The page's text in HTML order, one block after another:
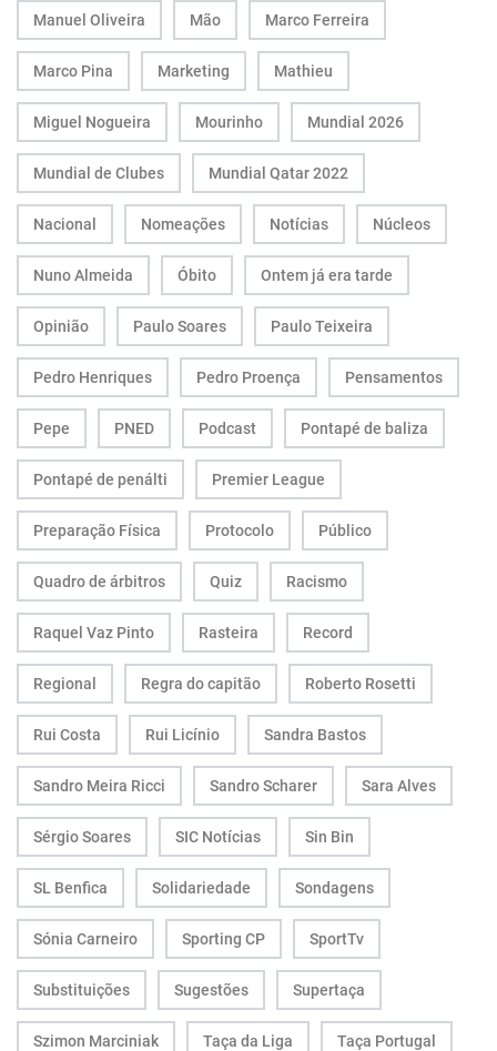
Manuel Oliveira Mão Marco Ferreira
Marco Pina Marketing Mathieu
Miguel Nogueira Mourinho Mundial 2026
Mundial de Clubes Mundial Qatar 2022
Nacional Nomeações Notícias Núcleos
Nuno Almeida Óbito Ontem já era tarde
Opinião Paulo Soares Paulo Teixeira
Pedro Henriques Pedro Proença Pensamentos
Pepe PNED Podcast Pontapé de baliza
Pontapé de penálti Premier League
Preparação Física Protocolo Público
Quadro de árbitros Quiz Racismo
Raquel Vaz Pinto Rasteira Record
Regional Regra do capitão Roberto Rosetti
Rui Costa Rui Licínio Sandra Bastos
Sandro Meira Ricci Sandro Scharer Sara Alves
Sérgio Soares SIC Notícias Sin Bin
SL Benfica Solidariedade Sondagens
Sónia Carneiro Sporting CP SportTv
Substituições Sugestões Supertaça
Szimon Marciniak Taça da Liga Taça Portugal